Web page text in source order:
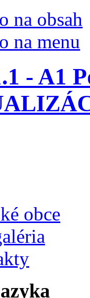
na obsah
na menu
- A1
obce